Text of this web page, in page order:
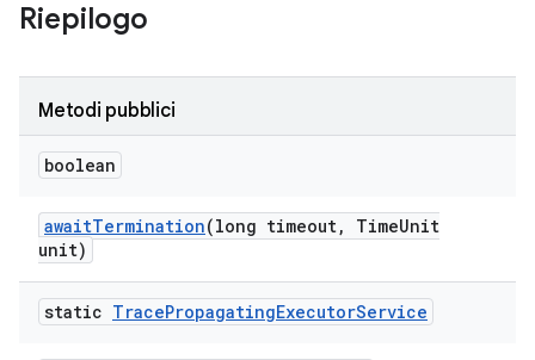
Riepilogo
Metodi pubblici
boolean
awaitTermination(long timeout, TimeUnit
unit)
static TracePropagatingExecutorService